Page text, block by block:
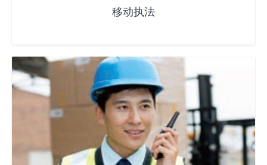
移动执法